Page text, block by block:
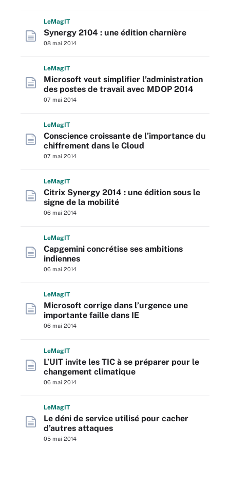
LeMagIT
Synergy 2104 : une édition charnière
08 mai 2014
LeMagIT
Microsoft veut simplifier l’administration
des postes de travail avec MDOP 2014
07 mai 2014
LeMagIT
Conscience croissante de l’importance du
chiffrement dans le Cloud
07 mai 2014
LeMagIT
Citrix Synergy 2014 : une édition sous le
signe de la mobilité
06 mai 2014
LeMagIT
Capgemini concrétise ses ambitions
indiennes
06 mai 2014
LeMagIT
Microsoft corrige dans l’urgence une
importante faille dans IE
06 mai 2014
LeMagIT
L’UIT invite les TIC à se préparer pour le
changement climatique
06 mai 2014
LeMagIT
Le déni de service utilisé pour cacher
d’autres attaques
05 mai 2014